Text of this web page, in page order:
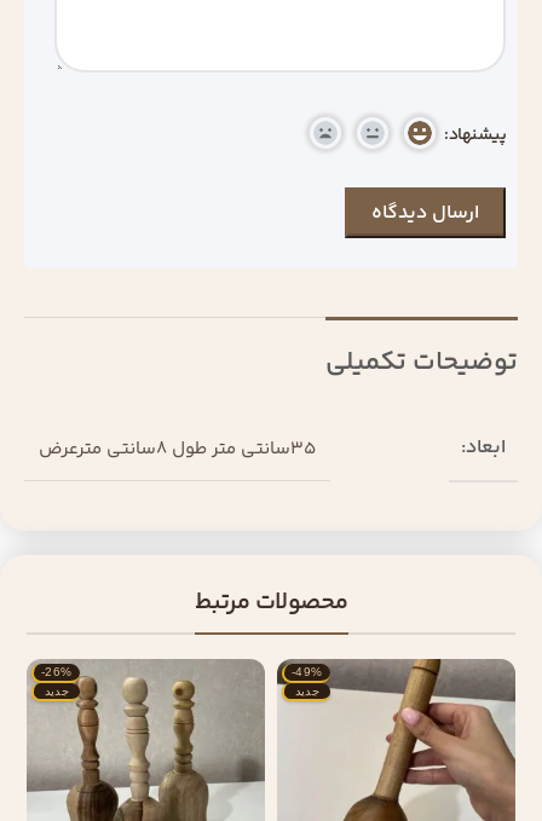
پیشنهاد:
توضیحات تکمیلی
ابعاد: 35سانتی متر طول 8سانتی مترعرض
محصولات مرتبط
-49%
جدید
-26%
جدید